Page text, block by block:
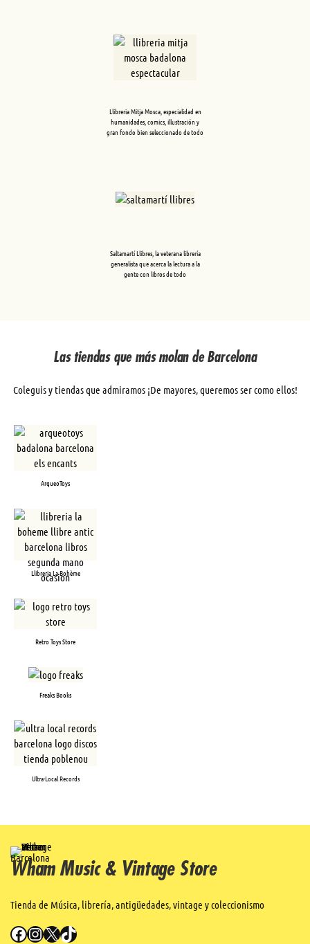
Llibreria Mitja Mosca, especialidad en
humanidades, comics, illustración y
gran fondo bien seleccionado de todo
Saltamartí Llibres, la veterana librería
generalista que acerca la lectura a la
gente con libros de todo
Las tiendas que más molan de Barcelona
Coleguis y tiendas que admiramos ¡De mayores, queremos ser como ellos!
ArqueoToys
Llibreria La Bohème
Retro Toys Store
Freaks Books
Ultra-Local Records
Wham Music & Vintage Store
Tienda de Música, librería, antigüedades, vintage y coleccionismo
Facebook Instagram X TikTok